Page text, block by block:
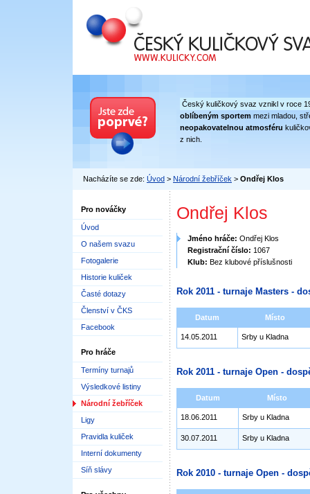
Český kuličkový svaz
Český kuličkový svaz vznikl v roce
oblíbeným sportem mezi mladou,
neopakovatelnou atmosféru
z nich.
Nacházíte se zde: Úvod > Národní žebříček > Ondřej Klos
Pro nováčky
Úvod
O našem svazu
Fotogalerie
Historie kuliček
Časté dotazy
Členství v ČKS
Facebook
Pro hráče
Termíny turnajů
Výsledkové listiny
Národní žebříček
Ligy
Pravidla kuliček
Interní dokumenty
Síň slávy
Ondřej Klos
Jméno hráče: Ondřej Klos
Registrační číslo: 1067
Klub: Bez klubové příslušnosti
Rok 2011 - turnaje Masters -
Datum Místo
14.05.2011 Srby u Kladna
Rok 2011 - turnaje Open -
Datum Místo
18.06.2011 Srby u Kladna
30.07.2011 Srby u Kladna
Rok 2010 - turnaje Open -